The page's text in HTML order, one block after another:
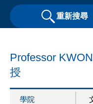
重新搜尋
Professor
授
學院